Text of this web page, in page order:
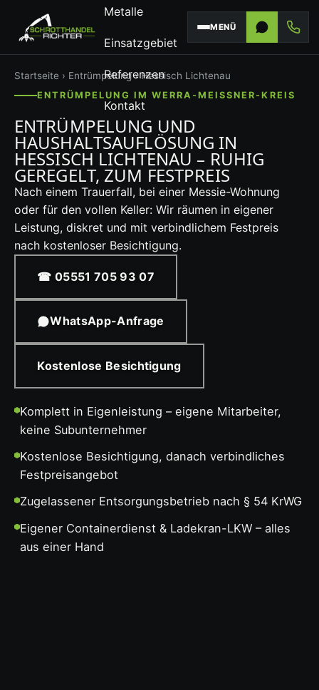
Metalle
Einsatzgebiet
Referenzen
Kontakt
MENÜ
Startseite › Entrümpelung› Hessisch Lichtenau
ENTRÜMPELUNG IM WERRA-MEISSNER-KREIS
ENTRÜMPELUNG UND
HAUSHALTSAUFLÖSUNG IN
HESSISCH LICHTENAU – RUHIG
GEREGELT, ZUM FESTPREIS
Nach einem Trauerfall, bei einer Messie-Wohnung
oder für den vollen Keller: Wir räumen in eigener
Leistung, diskret und mit verbindlichem Festpreis
nach kostenloser Besichtigung.
☎ 05551 705 93 07
WhatsApp-Anfrage
Kostenlose Besichtigung
Komplett in Eigenleistung – eigene Mitarbeiter,
keine Subunternehmer
Kostenlose Besichtigung, danach verbindliches
Festpreisangebot
Zugelassener Entsorgungsbetrieb nach § 54 KrWG
Eigener Containerdienst & Ladekran-LKW – alles
aus einer Hand